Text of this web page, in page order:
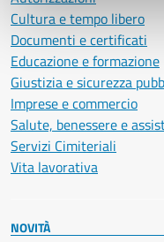
Cultura e tempo libero
Documenti e certificati
Educazione e formazione
Giustizia e sicurezza
Imprese e commercio
Salute, benessere e
Servizi Cimiteriali
Vita lavorativa
NOVITÀ